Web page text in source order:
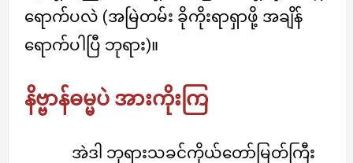
ရောက်ပလဲ (အမြဲတမ်း ခိုကိုးရာရှာဖို့ အချိန်
ရောက်ပါပြီ ဘုရား)။
နိဗ္ဗာန်ဓမ္မပဲ အားကိုးကြ
အဲဒါ ဘုရားသခင်ကိုယ်တော်မြတ်ကြီး